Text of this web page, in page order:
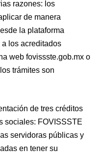
razones: los
de manera
la plataforma
los acreditados
web fovissste.gob.mx o
trámites son
de tres créditos
sociales: FOVISSSTE
servidoras públicas y
en tener su